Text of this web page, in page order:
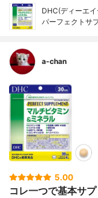
DHC(ディーエ
パーフェクトサ
a-chan
5.00
コレ一つで基本サ